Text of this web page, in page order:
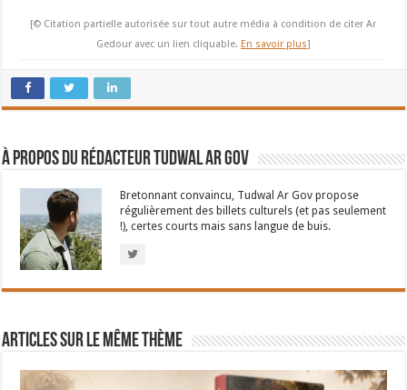
[© Citation partielle autorisée sur tout autre média à condition de citer Ar
Gedour avec un lien cliquable. En savoir plus]
À propos du rédacteur Tudwal Ar Gov
Bretonnant convaincu, Tudwal Ar Gov propose
régulièrement des billets culturels (et pas seulement
!), certes courts mais sans langue de buis.
Articles sur le même thème